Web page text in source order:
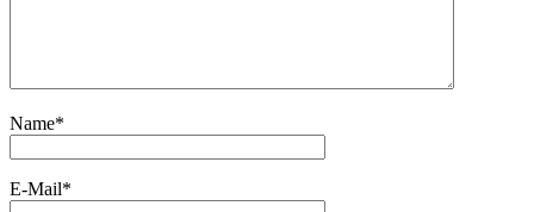
Name*
E-Mail*